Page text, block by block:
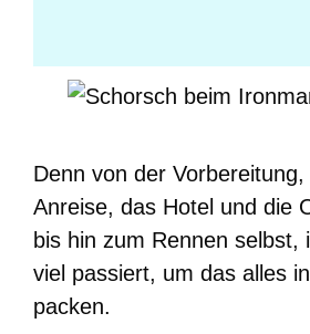
Denn von der
Anreise, das Hotel und die
bis hin zum Rennen selbst,
viel passiert, um das alles
packen.